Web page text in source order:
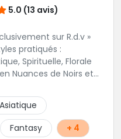
5.0 (13 avis)
Spirituelle, Florale
Nuances de Noirs et
Asiatique
Fantasy + 4